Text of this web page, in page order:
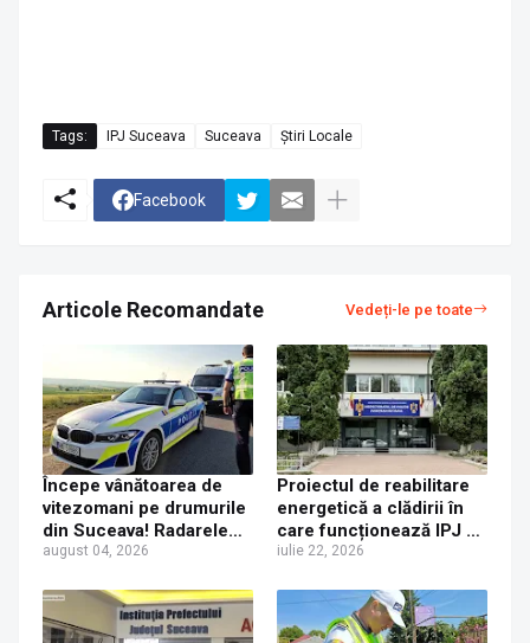
Tags: IPJ Suceava Suceava Știri Locale
Facebook
Articole Recomandate Vedeți-le pe toate
Începe vânătoarea de
vitezomani pe drumurile
din Suceava! Radarele
împânzesc județul, după
beți și inconștienți la
volan
august 04, 2026
Proiectul de reabilitare
energetică a clădirii în
care funcționează IPJ și
SRI Suceava a fost
iulie 22, 2026